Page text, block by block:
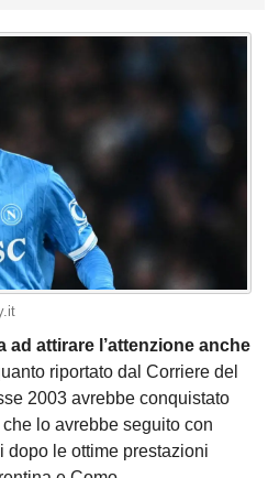
attirare l’attenzione anche
riportato dal Corriere del
2003 avrebbe conquistato
che lo avrebbe seguito con
dopo le ottime prestazioni